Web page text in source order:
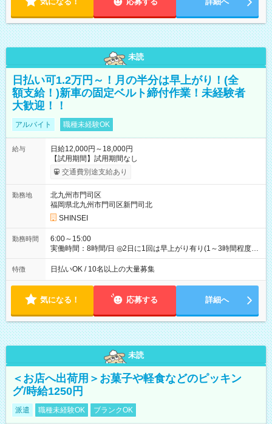
未読
日払い可1.2万円～！月の半分は早上がり！(全
額支給！)新車の固定ベルト締付作業！未経験者
大歓迎！！
アルバイト 職種未経験OK
給与
日給12,000円～18,000円
【試用期間】試用期間なし
交通費別途支給あり
勤務地
北九州市門司区
福岡県北九州市門司区新門司北
SHINSEI
勤務時間
6:00～15:00
実働時間：8時間/日 ◎2日に1回は早上がり有り(1～3時間程度)
◎月残業5～10時間程度
特徴 日払いOK / 10名以上の大量募集
気になる！ 応募する 詳細へ
未読
＜お店へ出荷用＞お菓子や軽食などのピッキン
グ/時給1250円
派遣 職種未経験OK ブランクOK